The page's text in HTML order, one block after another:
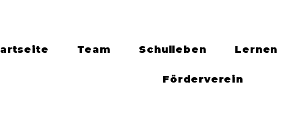
Team Schulleben Lernen
Förderverein